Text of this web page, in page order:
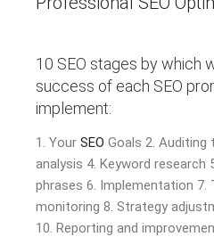
10 SEO stages by which
success of each SEO
implement:
1. Your SEO Goals 2.
analysis 4. Keyword
phrases 6. Implementation 7.
monitoring 8. Strategy
10. Reporting and